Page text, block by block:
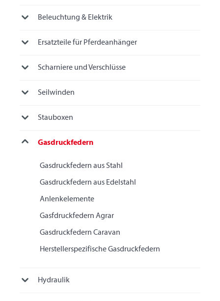
Beleuchtung & Elektrik
Ersatzteile für Pferdeanhänger
Scharniere und Verschlüsse
Seilwinden
Stauboxen
Gasdruckfedern
Gasdruckfedern aus Stahl
Gasdruckfedern aus Edelstahl
Anlenkelemente
Gasfdruckfedern Agrar
Gasdruckfedern Caravan
Herstellerspezifische Gasdruckfedern
Hydraulik